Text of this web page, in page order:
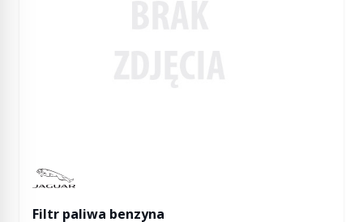
Manufactured by Jaguar
Filtr paliwa benzyna